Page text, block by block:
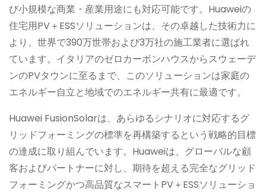
び小規模な商業・産業用途にも対応可能です。Huaweiの
住宅用PV＋ESSソリューションは、その卓越した技術力に
より、世界で390万世帯および3万社の施工業者に選ばれ
ています。イタリアのゼロカーボンハウスからスウェーデ
ンのPVタウンに至るまで、このソリューションは家庭の
エネルギー自立と地域でのエネルギー共有に最適です。
Huawei FusionSolarは、あらゆるシナリオに対応するグ
リッドフォーミングの標準を再構築するという戦略的目標
の達成に取り組んでいます。Huaweiは、グローバルな顧
客およびパートナーに対し、期待を超える完全なグリッド
フォーミングかつ高品質なスマートPV＋ESSソリューショ